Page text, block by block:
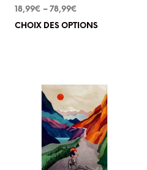
Ce
variations.
options
peuvent
18,99€ – 78,99€
CHOIX DES OPTIONS